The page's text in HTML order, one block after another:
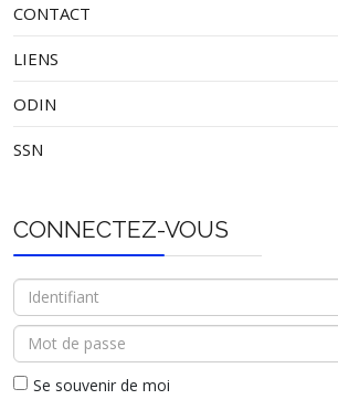
CONTACT
LIENS
ODIN
SSN
CONNECTEZ-VOUS
Identifiant
Mot de passe
Se souvenir de moi